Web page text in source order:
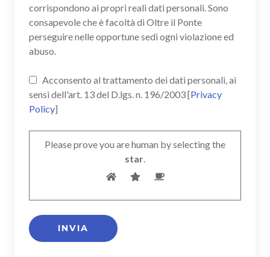
corrispondono ai propri reali dati personali. Sono
consapevole che è facoltà di Oltre il Ponte
perseguire nelle opportune sedi ogni violazione ed
abuso.
Acconsento al trattamento dei dati personali, ai
sensi dell'art. 13 del D.lgs. n. 196/2003 [Privacy
Policy]
Please prove you are human by selecting the
star.